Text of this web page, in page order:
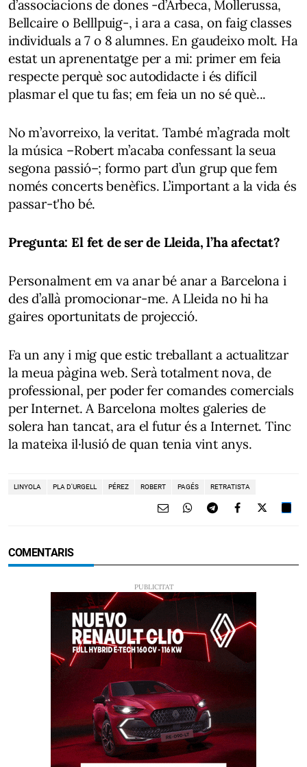
d’associacions de dones -d’Arbeca, Mollerussa,
Bellcaire o Belllpuig-, i ara a casa, on faig classes
individuals a 7 o 8 alumnes. En gaudeixo molt. Ha
estat un aprenentatge per a mi: primer em feia
respecte perquè soc autodidacte i és difícil
plasmar el que tu fas; em feia un no sé què...
No m’avorreixo, la veritat. També m’agrada molt
la música –Robert m’acaba confessant la seua
segona passió–; formo part d’un grup que fem
només concerts benèfics. L’important a la vida és
passar-t'ho bé.
Pregunta: El fet de ser de Lleida, l’ha afectat?
Personalment em va anar bé anar a Barcelona i
des d’allà promocionar-me. A Lleida no hi ha
gaires oportunitats de projecció.
Fa un any i mig que estic treballant a actualitzar
la meua pàgina web. Serà totalment nova, de
professional, per poder fer comandes comercials
per Internet. A Barcelona moltes galeries de
solera han tancat, ara el futur és a Internet. Tinc
la mateixa il·lusió de quan tenia vint anys.
LINYOLA PLA D'URGELL PÉREZ ROBERT PAGÉS RETRATISTA
COMENTARIS